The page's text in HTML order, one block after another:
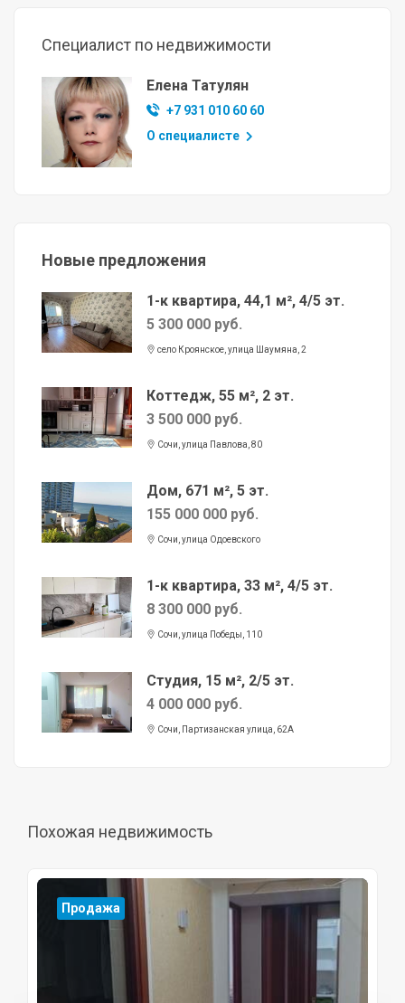
Специалист по недвижимости
Елена Татулян
+7 931 010 60 60
О специалисте
Новые предложения
1-к квартира, 44,1 м², 4/5 эт.
5 300 000 руб.
село Кроянское, улица Шаумяна, 2
Коттедж, 55 м², 2 эт.
3 500 000 руб.
Сочи, улица Павлова, 80
Дом, 671 м², 5 эт.
155 000 000 руб.
Сочи, улица Одоевского
1-к квартира, 33 м², 4/5 эт.
8 300 000 руб.
Сочи, улица Победы, 110
Студия, 15 м², 2/5 эт.
4 000 000 руб.
Сочи, Партизанская улица, 62А
Похожая недвижимость
Продажа